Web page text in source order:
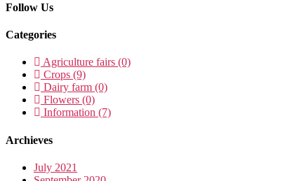
Follow Us
Categories
Agriculture fairs (0)
Crops (9)
Dairy farm (0)
Flowers (0)
Information (7)
Archieves
July 2021